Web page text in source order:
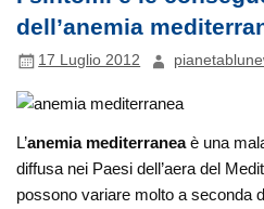
dell’anemia
17 Luglio 2012
L’anemia mediterraneaè una
diffusa nei Paesi dell’aera del
possono variare molto a seconda